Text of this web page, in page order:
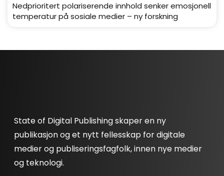
Nedprioritert polariserende innhold senker emosjonell
temperatur på sosiale medier – ny forskning
State of Digital Publishing skaper en ny
publikasjon og et nytt fellesskap for digitale
medier og publiseringsfagfolk, innen nye medier
og teknologi.